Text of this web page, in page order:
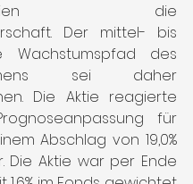
die
Der mittel- bis
Wachstumspfad des
sei daher
Die Aktie reagierte
für
Abschlag von 19,0%
Die Aktie war per Ende